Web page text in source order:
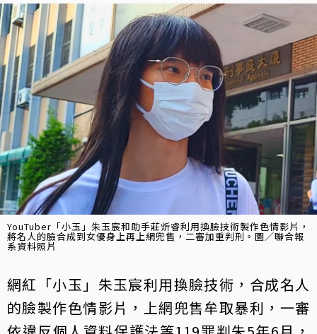
YouTuber「小玉」朱玉宸和助手莊炘睿利用換臉技術製作色情影片，
將名人的臉合成到女優身上再上網兜售，二審加重判刑。圖／聯合報
系資料照片
網紅「小玉」朱玉宸利用換臉技術，合成名人
的臉製作色情影片，上網兜售牟取暴利，一審